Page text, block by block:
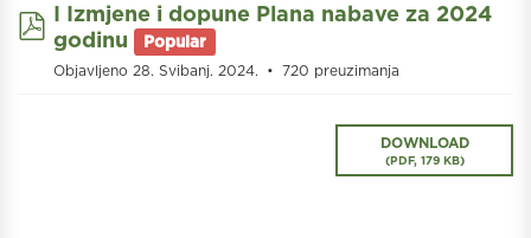
pdf
I Izmjene i dopune Plana nabave za 2024
godinu
Popular
Objavljeno 28. Svibanj. 2024. 720 preuzimanja
DOWNLOAD
(PDF, 179 KB)